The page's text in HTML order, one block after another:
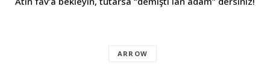
ARROW